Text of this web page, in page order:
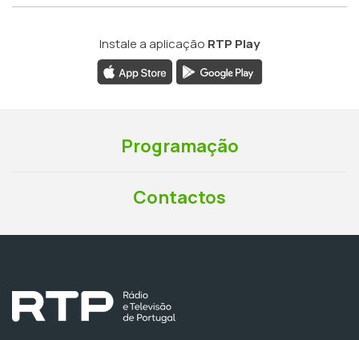
Instale a aplicação RTP Play
Programação
Contactos